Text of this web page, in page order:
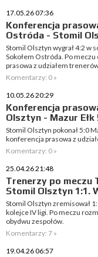
17.05.26 07:36
Konferencja
Ostróda - Stomil
Stomil Olsztyn wygrał 4:2 w
Sokołem Ostróda. Po meczu
prasowa z udziałem
Komentarzy: 0 »
10.05.26 20:29
Konferencja
Olsztyn - Mazur Ełk
Stomil Olsztyn pokonał 5:0
konferencja prasowa z
Komentarzy: 0 »
25.04.26 21:48
Trenerzy po meczu
Stomil Olsztyn 1:1.
Stomil Olsztyn zremisował
kolejce IV ligi. Po meczu
obydwu zespołów.
Komentarzy: 7 »
19.04.26 06:57